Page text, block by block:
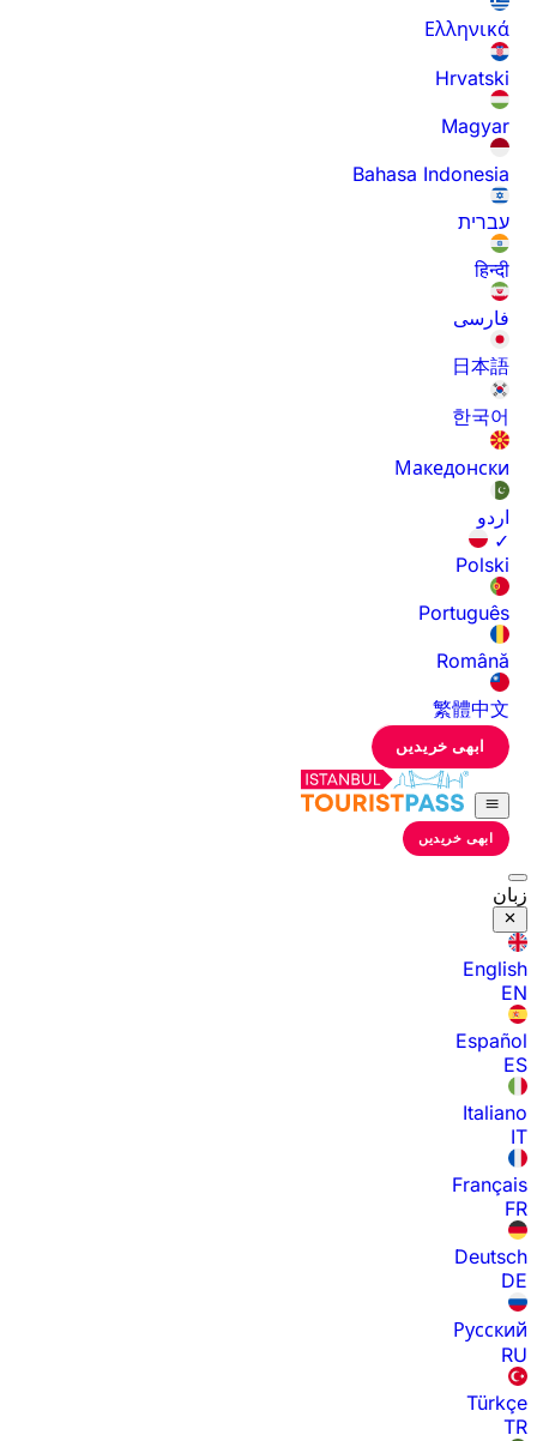
Ελληνικά
Hrvatski
Magyar
Bahasa Indonesia
עברית
हिन्दी
فارسی
日本語
한국어
Македонски
اردو
✓
Polski
Português
Română
繁體中文
ابھی خریدیں
ابھی خریدیں
زبان
English
EN
Español
ES
Italiano
IT
Français
FR
Deutsch
DE
Русский
RU
Türkçe
TR